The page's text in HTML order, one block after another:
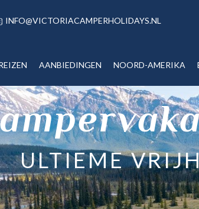
INFO@VICTORIACAMPERHOLIDAYS.NL
AANBIEDINGEN NOORD-AMERIKA
ULTIEME